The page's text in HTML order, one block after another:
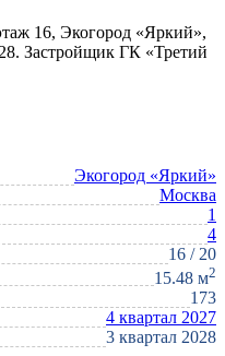
16, Экогород «Яркий»,
Застройщик ГК «Третий
Экогород «Яркий»
Москва
1
4
16 / 20
15.48 м2
173
4 квартал 2027
3 квартал 2028